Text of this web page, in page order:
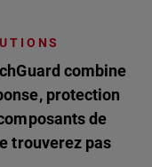
combine
protection
de
trouverez pas